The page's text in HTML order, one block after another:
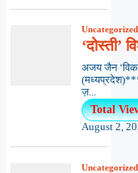
Uncategorized
‘दोस्ती’
अजय जैन
ज़...
Total
August 2,
Uncategorized